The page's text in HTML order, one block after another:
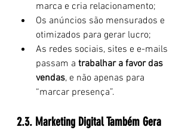
marca e cria relacionamento;
Os anúncios são mensurados e
otimizados para gerar lucro;
As redes sociais, sites e e-mails
passam a trabalhar a favor das
vendas, e não apenas para
“marcar presença”.
2.3. Marketing Digital Também Gera